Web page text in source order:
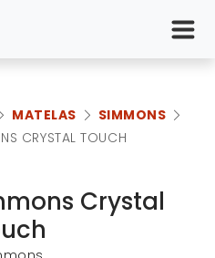
MATELAS
SIMMONS
CRYSTAL TOUCH
Crystal